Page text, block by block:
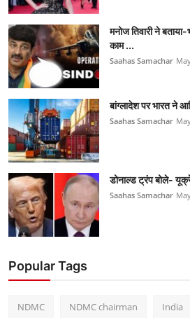
मनोज तिवारी ने
काम ...
Saahas Samachar
बांग्लादेश पर भारत ने
Saahas Samachar
डोनाल्ड ट्रंप बोले-
Saahas Samachar
Popular Tags
NDMC NDMC chairman India